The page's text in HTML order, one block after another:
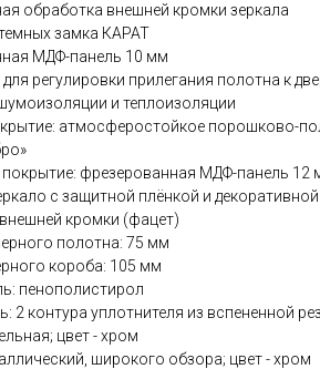
обработка внешней кромки зеркала
замка КАРАТ
МДФ-панель 10 мм
для регулировки прилегания полотна к
и теплоизоляции
атмосферостойкое порошково-
покрытие: фрезерованная МДФ-панель 12
с защитной плёнкой и декоративной
кромки (фацет)
полотна: 75 мм
короба: 105 мм
пенополистирол
2 контура уплотнителя из вспененной
цвет - хром
широкого обзора; цвет - хром